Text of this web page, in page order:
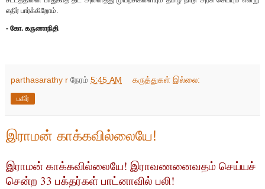
எதிர் பார்க்கிறோம்.
- கோ. கருணாநிதி
parthasarathy r நேரம் 5:45 AM கருத்துகள் இல்லை:
பகிர்
இராமன் காக்கவில்லையே!
இராமன் காக்கவில்லையே! இராவணனைவதம் செய்யச்
சென்ற 33 பக்தர்கள் பாட்னாவில் பலி!